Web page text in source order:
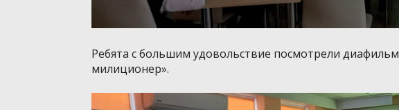
Ребята с большим удовольствие посмотрели
милиционер».